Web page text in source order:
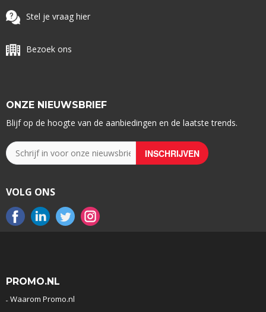
Stel je vraag hier
Bezoek ons
ONZE NIEUWSBRIEF
Blijf op de hoogte van de aanbiedingen en de laatste trends.
VOLG ONS
PROMO.NL
Waarom Promo.nl